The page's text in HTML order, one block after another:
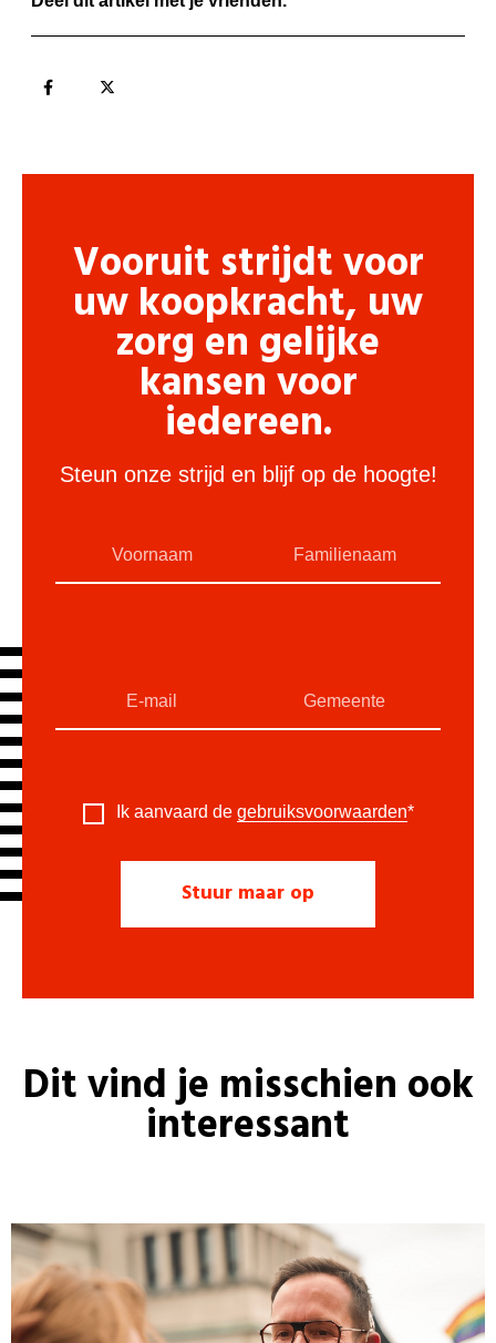
Vooruit strijdt voor
uw koopkracht, uw
zorg en gelijke
kansen voor
iedereen.
Steun onze strijd en blijf op de hoogte!
Ik aanvaard de gebruiksvoorwaarden*
Dit vind je misschien ook
interessant